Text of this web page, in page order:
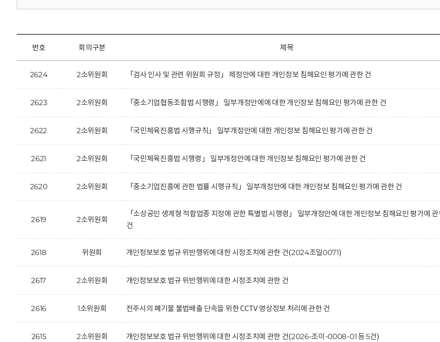
번호 회의구분 제목
2624 2소위원회 「검사 인사 및 관련 위원회 규정」 제정안에 대한 개인정보 침해요인 평가에 관한 건
2623 2소위원회 「중소기업협동조합법 시행령」 일부개정안에에 대한 개인정보 침해요인 평가에 관한 건
2622 2소위원회 「국민체육진흥법 시행규칙」 일부개정안에 대한 개인정보 침해요인 평가에 관한 건
2621 2소위원회 「국민체육진흥법 시행령」 일부개정안에 대한 개인정보 침해요인 평가에 관한 건
2620 2소위원회 「중소기업진흥에 관한 법률 시행규칙」 일부개정안에 대한 개인정보 침해요인 평가에 관한 건
2619 2소위원회
「소상공인 생계형 적합업종 지정에 관한 특별법 시행령」 일부개정안에 대한 개인정보 침해요인 평가에
건
2618 위원회 개인정보보호 법규 위반행위에 대한 시정조치에 관한 건(2024조일0071)
2617 2소위원회 개인정보보호 법규 위반행위에 대한 시정조치에 관한 건
2616 1소위원회 전주시의 폐기물 불법배출 단속을 위한 CCTV 영상정보 처리에 관한 건
2615 2소위원회 개인정보보호 법규 위반행위에 대한 시정조치에 관한 건(2026-조이-0008-01 등 5건)